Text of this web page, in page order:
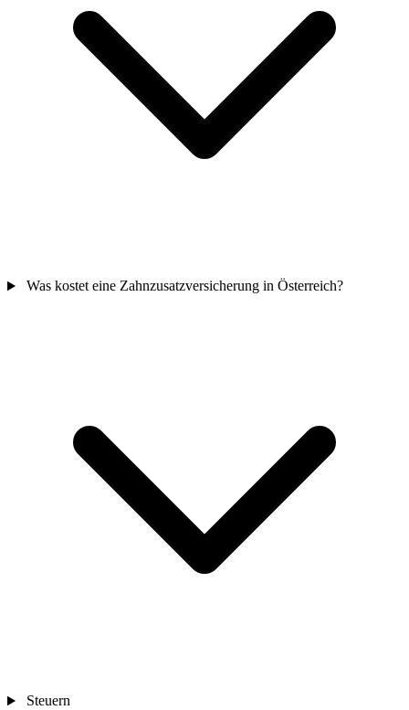
Was kostet eine Zahnzusatzversicherung in Österreich?
Steuern